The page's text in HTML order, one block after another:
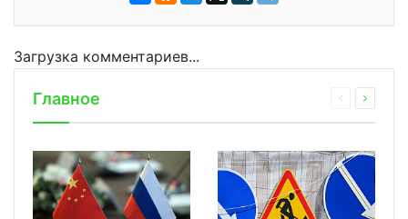
Загрузка комментариев...
Главное